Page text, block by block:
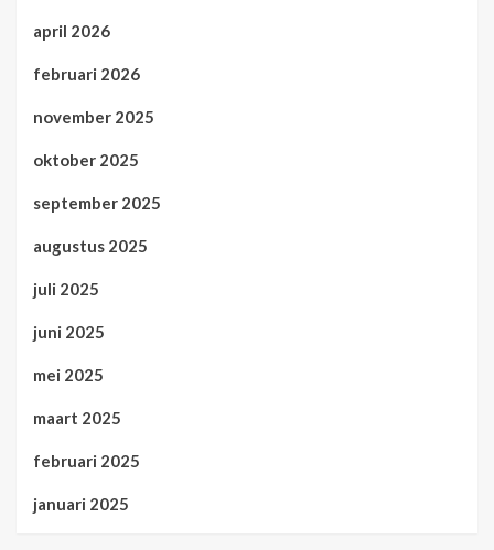
april 2026
februari 2026
november 2025
oktober 2025
september 2025
augustus 2025
juli 2025
juni 2025
mei 2025
maart 2025
februari 2025
januari 2025